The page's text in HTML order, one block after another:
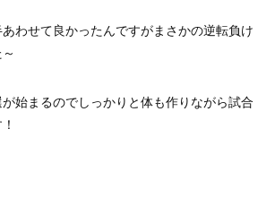
わせて良かったんですがまさかの逆転負け
始まるのでしっかりと体も作りながら試合